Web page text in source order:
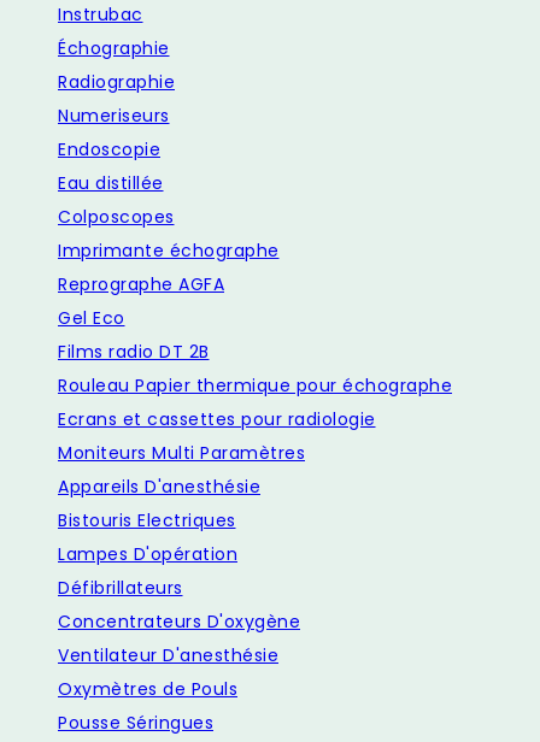
Instrubac
Échographie
Radiographie
Numeriseurs
Endoscopie
Eau distillée
Colposcopes
Imprimante échographe
Reprographe AGFA
Gel Eco
Films radio DT 2B
Rouleau Papier thermique pour échographe
Ecrans et cassettes pour radiologie
Moniteurs Multi Paramètres
Appareils D'anesthésie
Bistouris Electriques
Lampes D'opération
Défibrillateurs
Concentrateurs D'oxygène
Ventilateur D'anesthésie
Oxymètres de Pouls
Pousse Séringues